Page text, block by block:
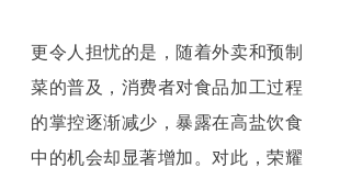
更令人担忧的是，随着外卖和预制
菜的普及，消费者对食品加工过程
的掌控逐渐减少，暴露在高盐饮食
中的机会却显著增加。对此，荣耀